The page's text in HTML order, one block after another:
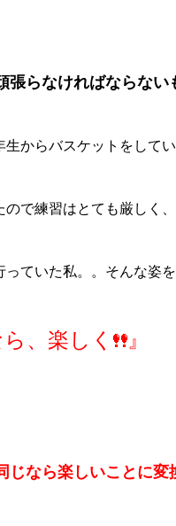
頑張らなければなら
からバスケットをして
で練習はとても厳しく
っていた私。。そんな姿
、楽しく
じなら楽しいことに変